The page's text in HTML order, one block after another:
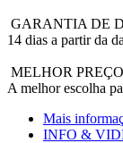
GARANTIA DE
14 dias a partir da
MELHOR
A melhor escolha
Mais
INFO &